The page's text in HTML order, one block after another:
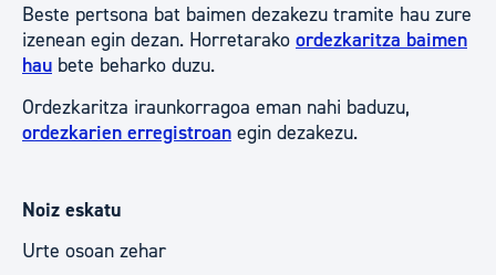
Beste pertsona bat baimen dezakezu tramite hau zure
izenean egin dezan. Horretarako ordezkaritza baimen
hau bete beharko duzu.
Ordezkaritza iraunkorragoa eman nahi baduzu,
ordezkarien erregistroan egin dezakezu.
Noiz eskatu
Urte osoan zehar